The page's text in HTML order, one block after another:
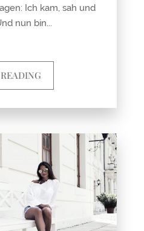
Ich kam, sah und
nun bin...